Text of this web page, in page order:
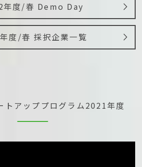
年度/春 Demo Day
度/春 採択企業一覧
トアッププログラム2021年度